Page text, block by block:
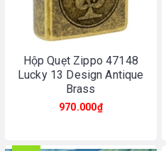
Hộp Quẹt Zippo 47148
Lucky 13 Design Antique
Brass
970.000₫